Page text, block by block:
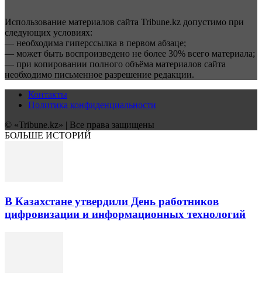
Использование материалов сайта Tribune.kz допустимо при
следующих условиях:
— необходима гиперссылка в первом абзаце;
— может быть воспроизведено не более 30% всего материала;
— при копировании полного объёма материалов сайта
необходимо письменное разрешение редакции.
Контакты
Политика конфиденциальности
© «Tribune.kz» | Все права защищены
БОЛЬШЕ ИСТОРИЙ
В Казахстане утвердили День работников
цифровизации и информационных технологий